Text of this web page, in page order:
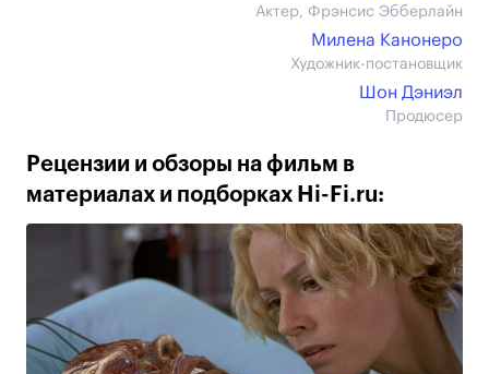
Актер, Фрэнсис Эбберлайн
Милена Канонеро
Художник-постановщик
Шон Дэниэл
Продюсер
Рецензии и обзоры на фильм в
материалах и подборках Hi-Fi.ru: